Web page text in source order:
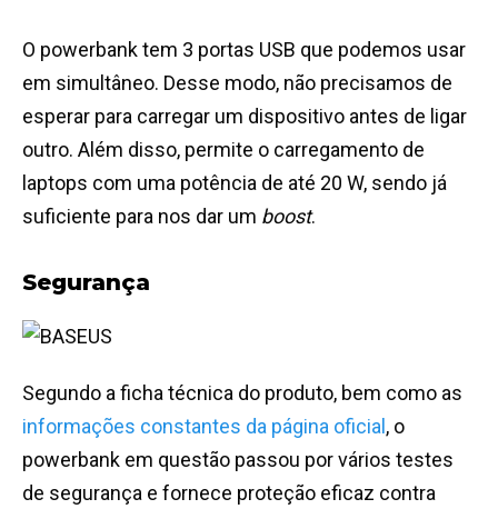
O powerbank tem 3 portas USB que podemos usar
em simultâneo. Desse modo, não precisamos de
esperar para carregar um dispositivo antes de ligar
outro. Além disso, permite o carregamento de
laptops com uma potência de até 20 W, sendo já
suficiente para nos dar um boost.
Segurança
Segundo a ficha técnica do produto, bem como as
informações constantes da página oficial, o
powerbank em questão passou por vários testes
de segurança e fornece proteção eficaz contra